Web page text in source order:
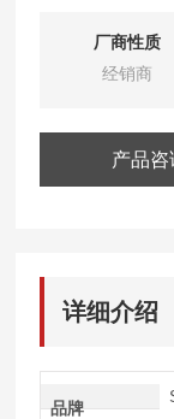
过程控制中起
作效率的作用
厂商性质
经销商
产品咨
详细介绍
品牌